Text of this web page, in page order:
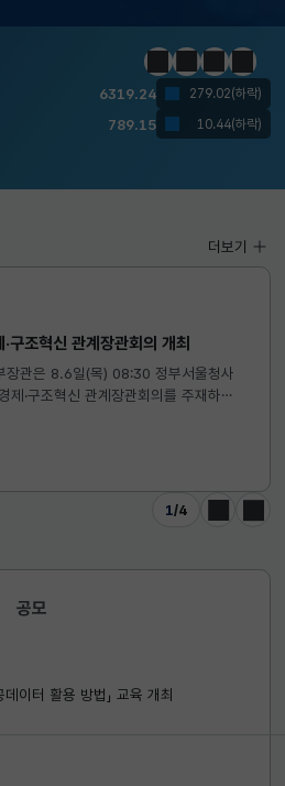
789.15 10.44(하락)
3.669 0.071(하락)
10.44(하락)
1418.0000
정지이전다음일일경
구조혁신 관계장관회의 개최
장관은 8.6일(목) 08:30 정부서울청사
제·구조혁신 관계장관회의를 주재하였
1/4
이전 다음
더보기
이터 활용 방법」 교육 개최
공모